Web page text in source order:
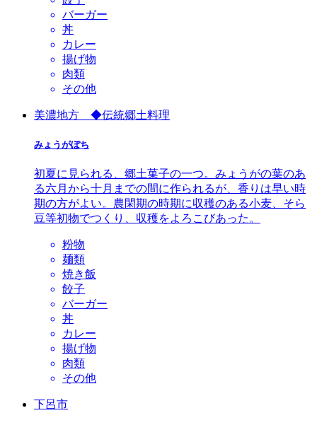
バーガー
丼
カレー
揚げ物
肉類
その他
美濃地方 ◆伝統郷土料理
みょうがぼち
初夏に見られる、郷土菓子の一つ。みょうがの葉のあ
る六月から十月までの間に作られるが、香りは早い時
期の方がよい。農閑期の時期に収穫のある小麦、そら
豆等初物でつくり、収穫をよろこびあった。
粉物
麺類
焼き飯
餃子
バーガー
丼
カレー
揚げ物
肉類
その他
下呂市